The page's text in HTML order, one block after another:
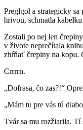
Preglgol a strategicky
hrivou, schmatla
Zostali po nej len
v živote neprečítala
zhŕňať črepiny na kopu.
Crrrrn.
„Dofrasa, čo zas?!“
„Mám tu pre vás tú
Tvár sa mu rozžiarila. Tí